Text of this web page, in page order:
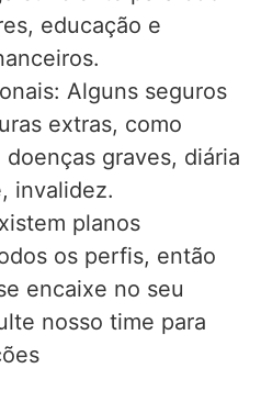
educação e
Alguns seguros
extras, como
graves, diária
invalidez.
planos
os perfis, então
encaixe no seu
nosso time para